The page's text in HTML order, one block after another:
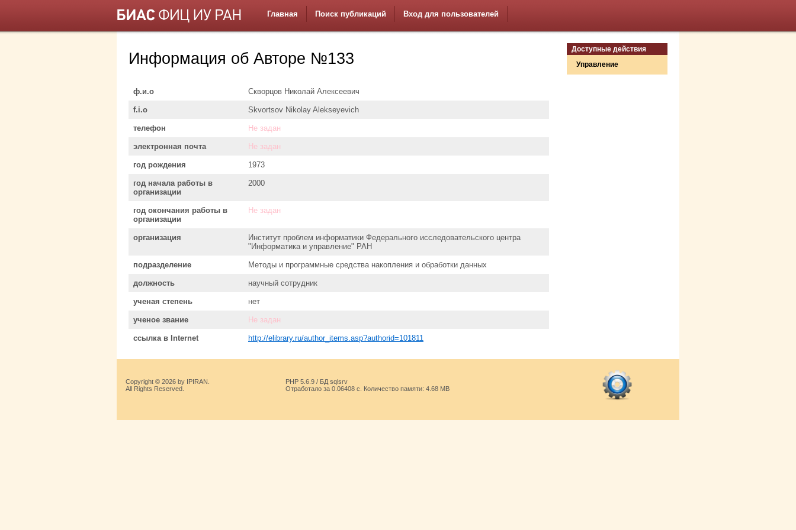
Главная Поиск публикаций Вход для пользователей
Информация об Авторе №133
ф.и.о Скворцов Николай Алексеевич
f.i.o Skvortsov Nikolay Alekseyevich
телефон Не задан
электронная почта Не задан
год рождения 1973
год начала работы в
организации
2000
год окончания работы в
организации
Не задан
организация
Институт проблем информатики Федерального исследовательского центра
"Информатика и управление" РАН
подразделение Методы и программные средства накопления и обработки данных
должность научный сотрудник
ученая степень нет
ученое звание Не задан
ссылка в Internet http://elibrary.ru/author_items.asp?authorid=101811
Доступные действия
Управление
Copyright © 2026 by IPIRAN.
All Rights Reserved.
PHP 5.6.9 / БД sqlsrv
Отработало за 0.06408 с. Количество памяти: 4.68 MB